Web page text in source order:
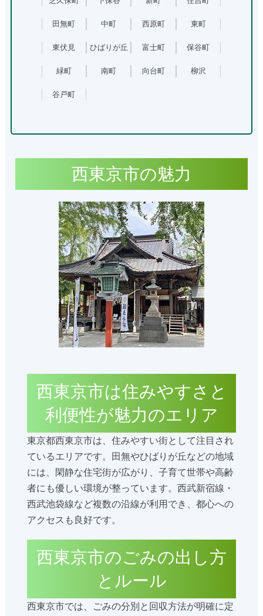
田無町 中町 西原町 東町
東伏見 ひばりが丘 富士町 保谷町
緑町 南町 向台町 柳沢
谷戸町
西東京市の魅力
西東京市は住みやすさと
利便性が魅力のエリア
東京都西東京市は、住みやすい街として注目され
ているエリアです。田無やひばりが丘などの地域
には、閑静な住宅街が広がり、子育て世帯や高齢
者にも優しい環境が整っています。西武新宿線・
西武池袋線など複数の沿線が利用でき、都心への
アクセスも良好です。
西東京市のごみの出し方
とルール
西東京市では、ごみの分別と回収方法が明確に定